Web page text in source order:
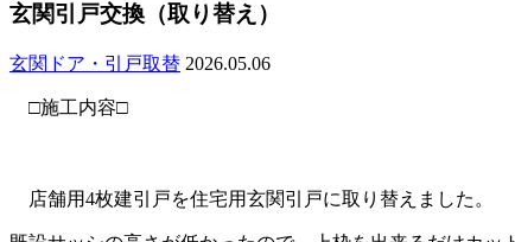
玄関引戸交換（取り替え）
玄関ドア・引戸取替 2026.05.06
□施工内容□
店舗用4枚建引戸を住宅用玄関引戸に取り替えました。